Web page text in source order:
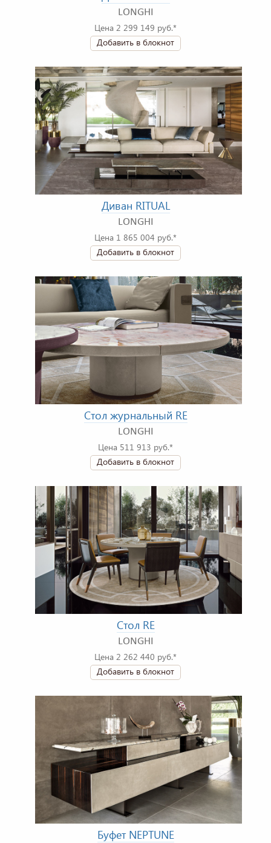
LONGHI
Цена 2 299 149 руб.*
Добавить в блокнот
Диван RITUAL
LONGHI
Цена 1 865 004 руб.*
Добавить в блокнот
Стол журнальный RE
LONGHI
Цена 511 913 руб.*
Добавить в блокнот
Стол RE
LONGHI
Цена 2 262 440 руб.*
Добавить в блокнот
Буфет NEPTUNE